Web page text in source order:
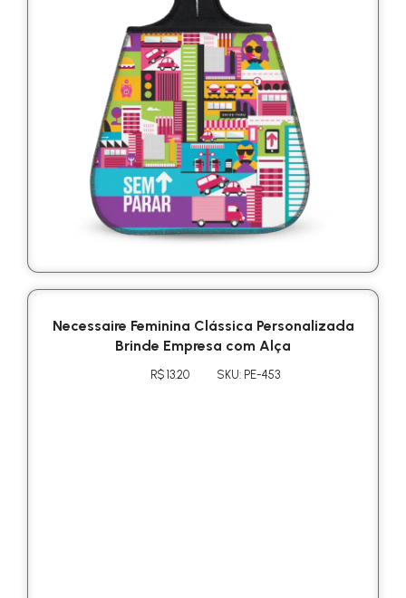
Necessaire Feminina Clássica Personalizada
Brinde Empresa com Alça
R$ 13.20 SKU: PE-453